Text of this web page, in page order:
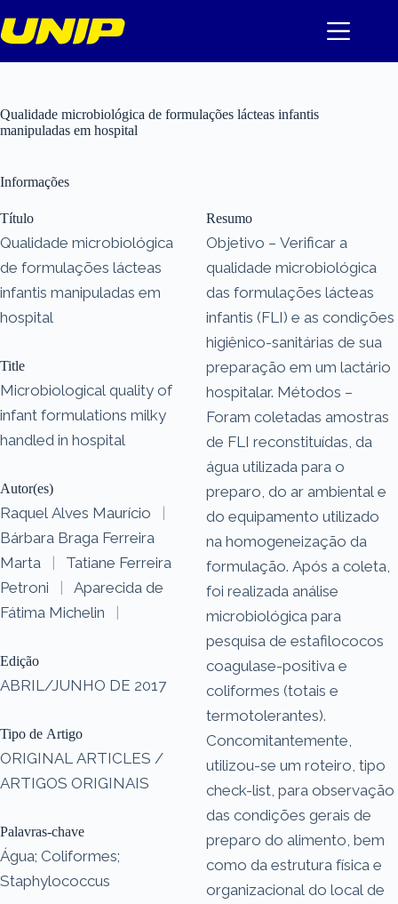
para
o
Qualidade microbiológica de formulações lácteas infantis
manipuladas em hospital
Informações
Título
Qualidade microbiológica
de formulações lácteas
infantis manipuladas em
hospital
Title
Microbiological quality of
infant formulations milky
handled in hospital
Autor(es)
Raquel Alves Maurício
|
Bárbara Braga Ferreira
Marta
|
Tatiane Ferreira
Petroni
|
Aparecida de
Fátima Michelin
|
Edição
ABRIL/JUNHO DE 2017
Tipo de Artigo
ORIGINAL ARTICLES /
ARTIGOS ORIGINAIS
Palavras-chave
Água; Coliformes;
Staphylococcus
Resumo
Objetivo – Verificar a
qualidade microbiológica
das formulações lácteas
infantis (FLI) e as condições
higiênico-sanitárias de sua
preparação em um lactário
hospitalar. Métodos –
Foram coletadas amostras
de FLI reconstituídas, da
água utilizada para o
preparo, do ar ambiental e
do equipamento utilizado
na homogeneização da
formulação. Após a coleta,
foi realizada análise
microbiológica para
pesquisa de estafilococos
coagulase-positiva e
coliformes (totais e
termotolerantes).
Concomitantemente,
utilizou-se um roteiro, tipo
check-list, para observação
das condições gerais de
preparo do alimento, bem
como da estrutura física e
organizacional do local de